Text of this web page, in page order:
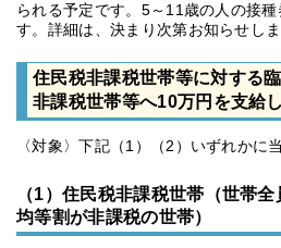
られる予定です。5～11歳の人の接
す。詳細は、決まり次第お知らせしま
住民税非課税世帯等に対する
非課税世帯等へ10万円を支給
〈対象〉下記（1）（2）いずれかに
（1）住民税非課税世帯（世帯
均等割が非課税の世帯）